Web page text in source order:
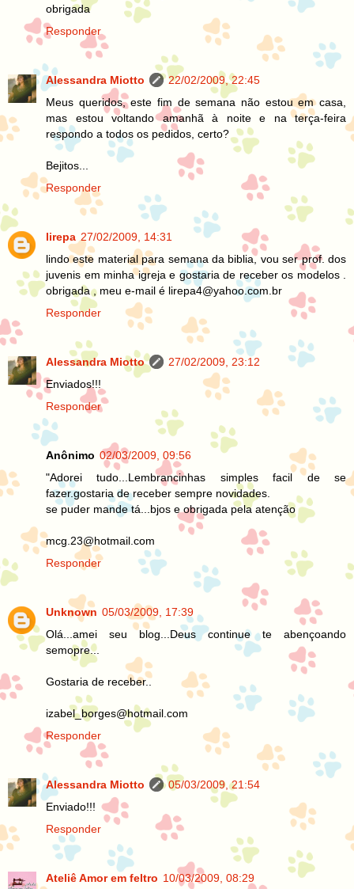
obrigada
Responder
Alessandra Miotto
22/02/2009, 22:45
Meus queridos, este fim de semana não estou em casa,
mas estou voltando amanhã à noite e na terça-feira
respondo a todos os pedidos, certo?
Bejitos...
Responder
lirepa 27/02/2009, 14:31
lindo este material para semana da biblia, vou ser prof. dos
juvenis em minha igreja e gostaria de receber os modelos .
obrigada , meu e-mail é lirepa4@yahoo.com.br
Responder
Alessandra Miotto
27/02/2009, 23:12
Enviados!!!
Responder
Anônimo 02/03/2009, 09:56
"Adorei tudo...Lembrancinhas simples facil de se
fazer.gostaria de receber sempre novidades.
se puder mande tá...bjos e obrigada pela atenção
mcg.23@hotmail.com
Responder
Unknown 05/03/2009, 17:39
Olá...amei seu blog...Deus continue te abençoando
semopre...
Gostaria de receber..
izabel_borges@hotmail.com
Responder
Alessandra Miotto
05/03/2009, 21:54
Enviado!!!
Responder
Ateliê Amor em feltro 10/03/2009, 08:29